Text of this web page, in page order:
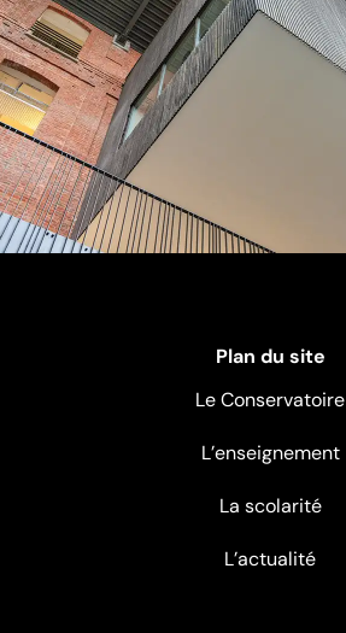
Plan du site
Le Conservatoire
L’enseignement
La scolarité
L’actualité